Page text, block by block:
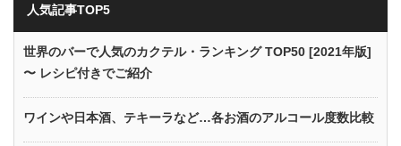
人気記事TOP5
世界のバーで人気のカクテル・ランキング TOP50 [2021年版]
〜 レシピ付きでご紹介
ワインや日本酒、テキーラなど…各お酒のアルコール度数比較